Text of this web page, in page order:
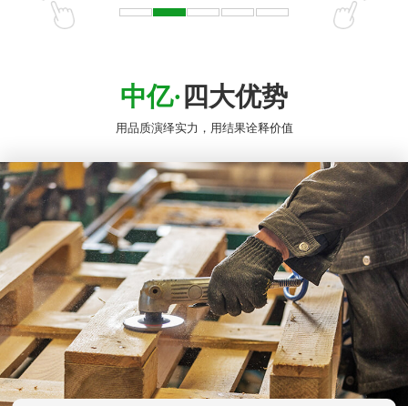
中亿· 四大优势
用品质演绎实力，用结果诠释价值